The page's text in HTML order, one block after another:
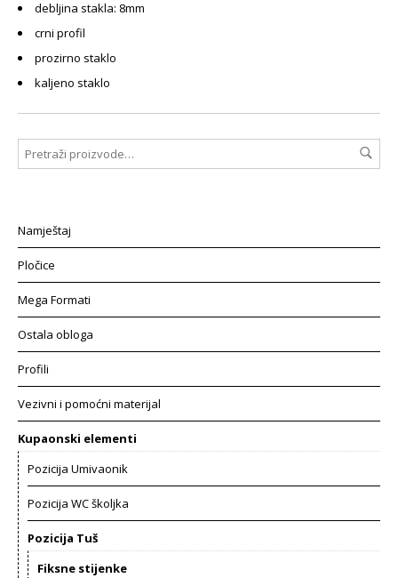
debljina stakla: 8mm
crni profil
prozirno staklo
kaljeno staklo
Namještaj
Pločice
Mega Formati
Ostala obloga
Profili
Vezivni i pomoćni materijal
Kupaonski elementi
Pozicija Umivaonik
Pozicija WC školjka
Pozicija Tuš
Fiksne stijenke